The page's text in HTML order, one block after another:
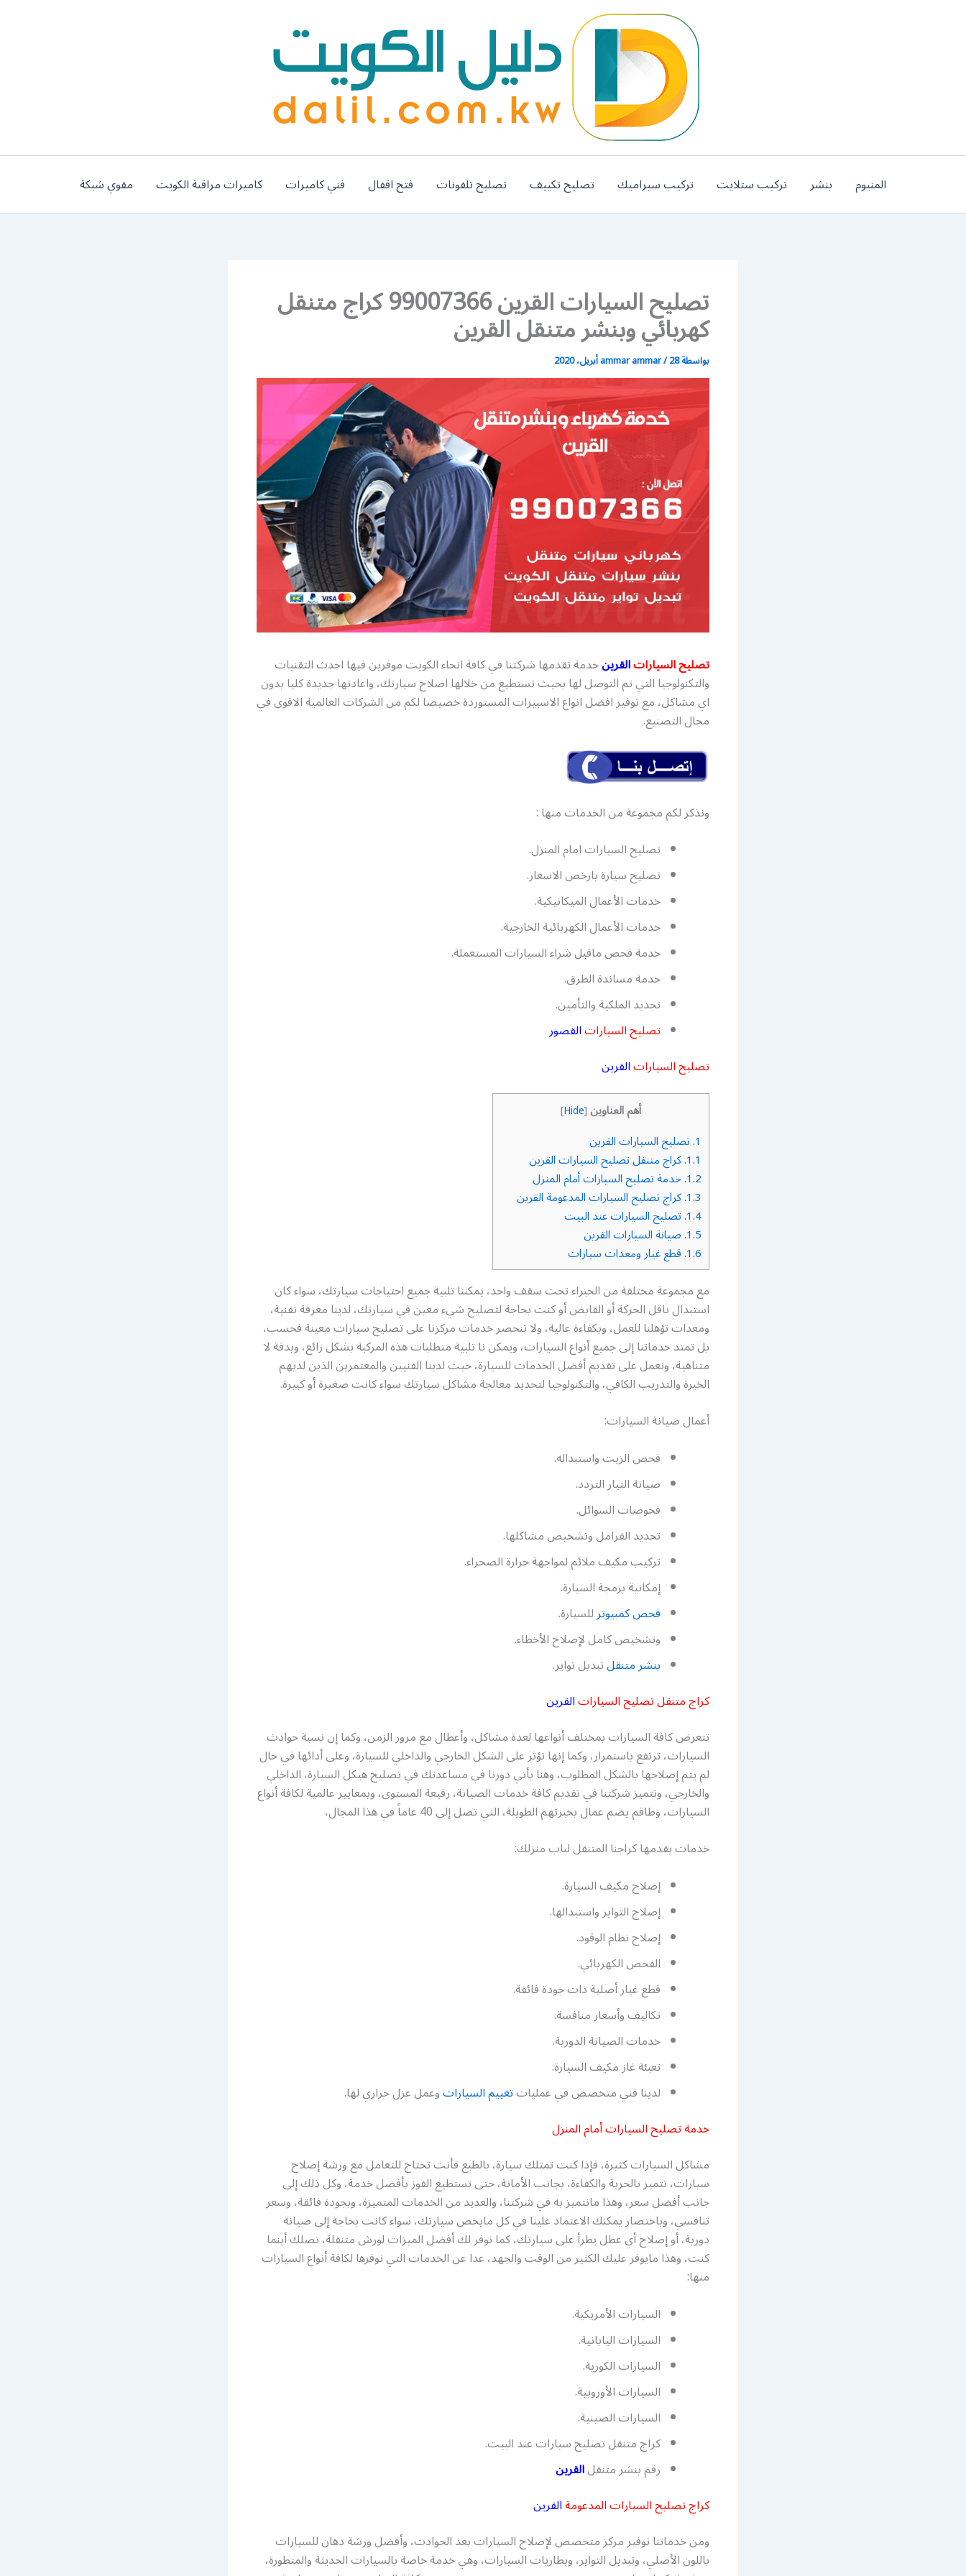
المنيوم بنشر تركيب ستلايت تركيب سيراميك تصليح تكييف تصليح تلفونات فتح اقفال فني كاميرات كاميرات مراقبة الكويت مقوي شبكة
تصليح السيارات القرين 99007366 كراج متنقل
كهربائي وبنشر متنقل القرين
بواسطة ammar ammar/28 أبريل، 2020
تصليح السياراتالقرينخدمة تقدمها شركتنا في كافة انحاء الكويت موفرين فيها احدث التقنيات
والتكنولوجيا التي تم التوصل لها بحيث تستطيع من خلالها اصلاح سيارتك، واعادتها جديدة كليا بدون
اي مشاكل، مع توفير افضل انواع الاسبيرات المستوردة خصيصا لكم من الشركات العالمية الاقوى في
مجال التصنيع.
ونذكر لكم مجموعة من الخدمات منها :
تصليح السيارات امام المنزل.
تصليح سيارة بارخص الاسعار.
خدمات الأعمال الميكانيكية.
خدمات الأعمال الكهربائية الخارجية.
خدمة فحص ماقبل شراء السيارات المستعملة.
خدمة مساندة الطرق.
تجديد الملكية والتأمين.
تصليح السياراتالقصور
تصليح السياراتالقرين
أهم العناوين [
Hide
]
1. تصليح السيارات القرين
1.1. كراج متنقل تصليح السيارات القرين
1.2. خدمة تصليح السيارات أمام المنزل
1.3. كراج تصليح السيارات المدعومة القرين
1.4. تصليح السيارات عند البيت
1.5. صيانة السيارات القرين
1.6. قطع غيار ومعدات سيارات
مع مجموعة مختلفة من الخبراء تحت سقف واحد، يمكننا تلبية جميع احتياجات سيارتك، سواء كان
استبدال ناقل الحركة أو القابض أو كنت بحاجة لتصليح شيء معين في سيارتك، لدينا معرفة تقنية،
ومعدات تؤهلنا للعمل، وبكفاءة عالية، ولا تنحصر خدمات مركزنا على تصليح سيارات معينة فحسب،
بل تمتد خدماتنا إلى جميع أنواع السيارات، ويمكن نا تلبية متطلبات هذه المركبة بشكل رائع، وبدقة لا
متناهية، ونعمل على تقديم أفضل الخدمات للسيارة، حيث لدينا الفنيين والمعتمرين الذين لديهم
الخبرة والتدريب الكافي، والتكنولوجيا لتحديد معالجة مشاكل سيارتك سواء كانت صغيرة أو كبيرة.
أعمال صيانة السيارات:
فحص الزيت واستبداله.
صيانة التيار التردد.
فحوصات السوائل.
تحديد الفرامل وتشخيص مشاكلها.
تركيب مكيف ملائم لمواجهة حرارة الصحراء.
إمكانية برمجة السيارة.
فحص كمبيوترللسيارة.
وتشخيص كامل لإصلاح الأخطاء.
بنشر متنقلتبديل تواير.
كراج متنقل تصليح السياراتالقرين
تتعرض كافة السيارات بمختلف أنواعها لعدة مشاكل، وأعطال مع مرور الزمن، وكما إن نسبة حوادث
السيارات، ترتفع باستمرار، وكما إنها تؤثر على الشكل الخارجي والداخلي للسيارة، وعلى أدائها في حال
لم يتم إصلاحها بالشكل المطلوب، وهنا يأتي دورنا في مساعدتك في تصليح هيكل السيارة، الداخلي
والخارجي، وتتميز شركتنا في تقديم كافة خدمات الصيانة، رفيعة المستوى، وبمعايير عالمية لكافة أنواع
السيارات، وطاقم يضم عمال بخبرتهم الطويلة، التي تصل إلى 40 عاماً في هذا المجال،
خدمات يقدمها كراجنا المتنقل لباب منزلك:
إصلاح مكيف السيارة.
إصلاح التواير واستبدالها.
إصلاح نظام الوقود.
الفحص الكهربائي.
قطع غيار أصلية ذات جودة فائقة.
تكاليف وأسعار منافسة.
خدمات الصيانة الدورية.
تعبئة غاز مكيف السيارة.
لدينا فني متخصص في عملياتتغييم السياراتوعمل عزل حراري لها.
خدمة تصليح السيارات أمام المنزل
مشاكل السيارات كثيرة، فإذا كنت تمتلك سيارة، بالطبع فأنت تحتاج للتعامل مع ورشة إصلاح
سيارات، تتميز بالحرية والكفاءة، بجانب الأمانة، حتى تستطيع الفوز بأفضل خدمة، وكل ذلك إلى
جانب أفضل سعر، وهذا مانتميز به في شركتنا، والعديد من الخدمات المتميزة، وبجودة فائقة، وسعر
تنافسي، وباختصار يمكنك الاعتماد علينا في كل مايخص سيارتك، سواء كانت بحاجة إلى صيانة
دورية، أو إصلاح أي عطل يطرأ على سيارتك، كما نوفر لك أفضل الميزات لورش متنقلة، تصلك أينما
كنت، وهذا مايوفر عليك الكثير من الوقت والجهد، عدا عن الخدمات التي نوفرها لكافة أنواع السيارات
منها:
السيارات الأمريكية.
السيارات اليابانية.
السيارات الكورية.
السيارات الأوروبية.
السيارات الصينية.
كراج متنقل تصليح سيارات عند البيت.
رقم بنشر متنقلالقرين
كراج تصليح السيارات المدعومةالقرين
ومن خدماتنا توفير مركز متخصص لإصلاح السيارات بعد الحوادث، وأفضل ورشة دهان للسيارات
باللون الأصلي، وتبديل التواير، وبطاريات السيارات، وهي خدمة خاصة بالسيارات الحديثة والمتطورة،